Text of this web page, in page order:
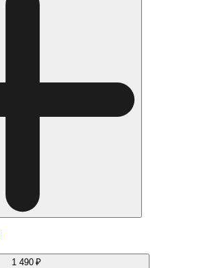
1 490 ₽